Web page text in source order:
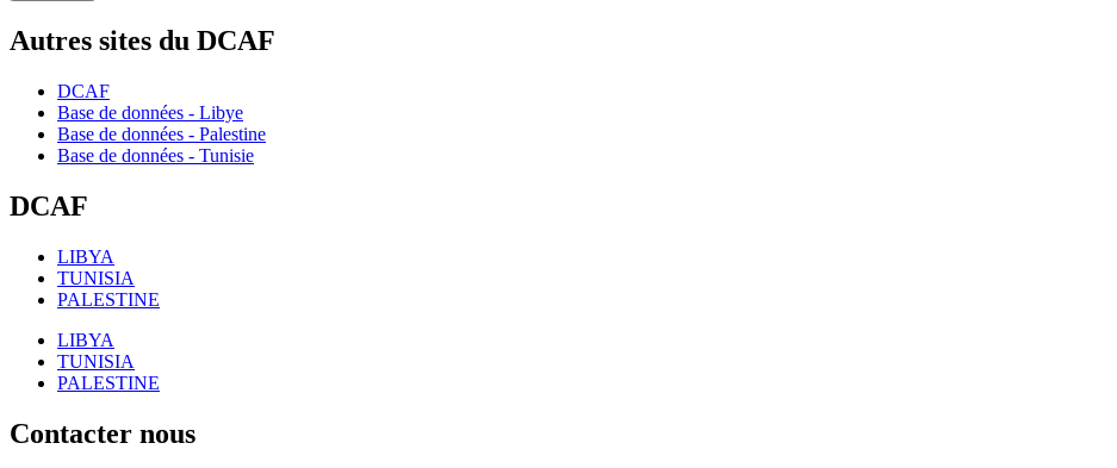
Autres sites du DCAF
DCAF
Base de données - Libye
Base de données - Palestine
Base de données - Tunisie
DCAF
LIBYA
TUNISIA
PALESTINE
LIBYA
TUNISIA
PALESTINE
Contacter nous